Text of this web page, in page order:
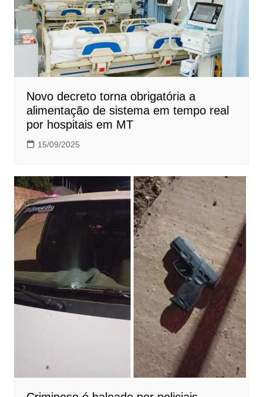
Novo decreto torna obrigatória a
alimentação de sistema em tempo real
por hospitais em MT
15/09/2025